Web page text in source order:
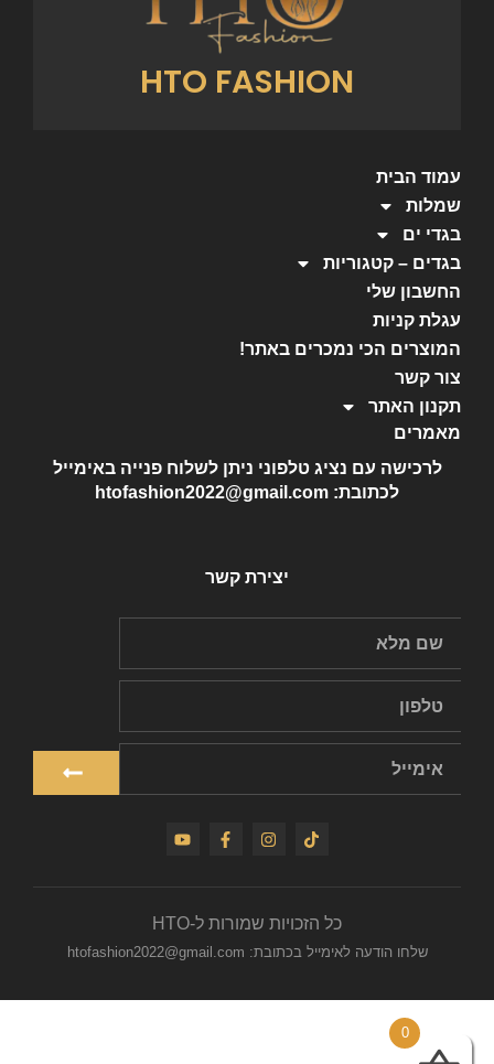
HTO FASHION
עמוד הבית
שמלות
בגדי ים
בגדים – קטגוריות
החשבון שלי
עגלת קניות
המוצרים הכי נמכרים באתר!
צור קשר
תקנון האתר
מאמרים
לרכישה עם נציג טלפוני ניתן לשלוח פנייה באימייל
לכתובת: htofashion2022@gmail.com
יצירת קשר
כל הזכויות שמורות ל-HTO
שלחו הודעה לאימייל בכתובת: htofashion2022@gmail.com
0